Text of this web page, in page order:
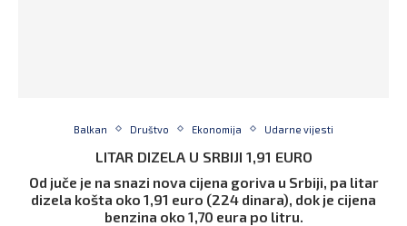
Balkan Društvo Ekonomija Udarne vijesti
LITAR DIZELA U SRBIJI 1,91 EURO
Od juče je na snazi nova cijena goriva u Srbiji, pa litar
dizela košta oko 1,91 euro (224 dinara), dok je cijena
benzina oko 1,70 eura po litru.